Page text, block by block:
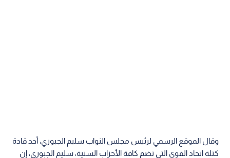
وقال الموقع الرسمي لرئيس مجلس النواب سليم الجبوري، أحد قادة
كتلة اتحاد القوى التي تضم كافة الأحزاب السنية، سليم الجبوري، إن